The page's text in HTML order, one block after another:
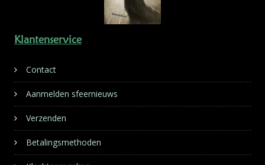
Klantenservice
Contact
Aanmelden sfeernieuws
Verzenden
Betalingsmethoden